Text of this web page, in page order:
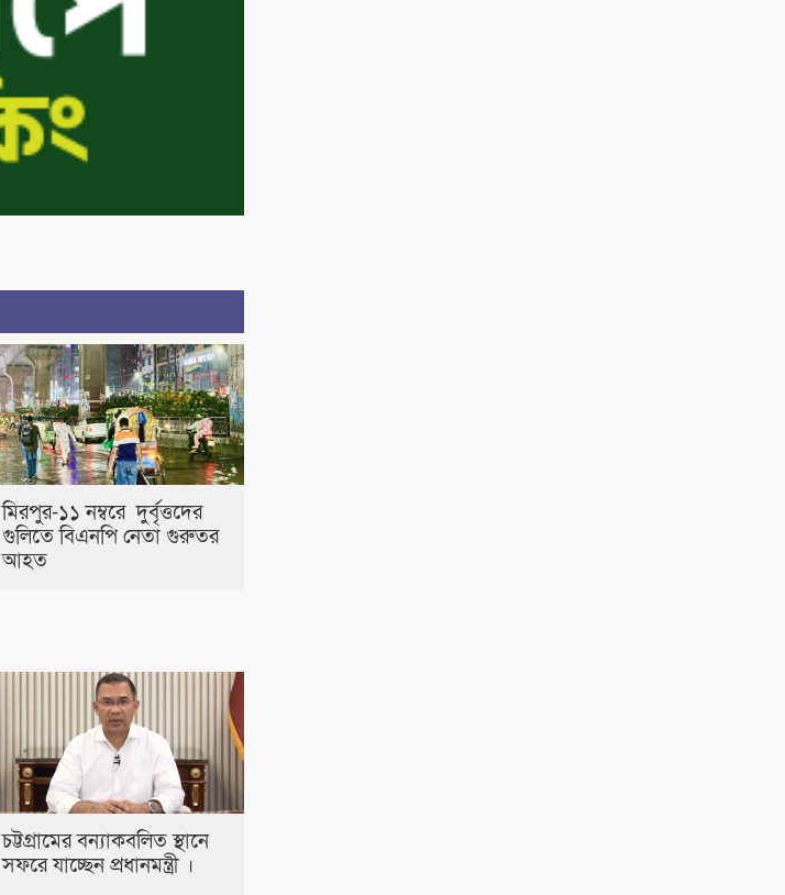
মিরপুর-১১ নম্বরে দুর্বৃত্তদের
গুলিতে বিএনপি নেতা গুরুতর
আহত
চট্টগ্রামের বন্যাকবলিত স্থানে
সফরে যাচ্ছেন প্রধানমন্ত্রী ।